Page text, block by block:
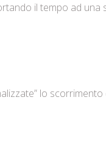
il tempo ad una
lo